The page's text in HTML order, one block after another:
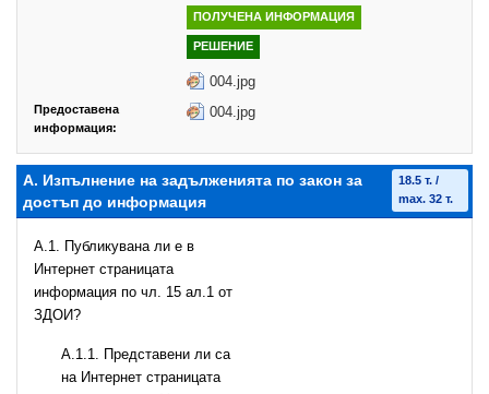
ПОЛУЧЕНА ИНФОРМАЦИЯ
РЕШЕНИЕ
004.jpg
Предоставена
информация:
004.jpg
А. Изпълнение на задълженията по закон за
достъп до информация
18.5 т. /
max. 32 т.
A.1. Публикувана ли е в
Интернет страницата
информация по чл. 15 ал.1 от
ЗДОИ?
А.1.1. Представени ли са
на Интернет страницата